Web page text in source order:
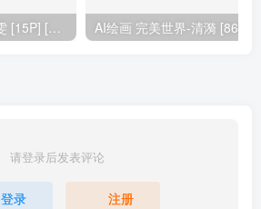
AI绘画 三角洲-麦晓雯 [15P] [57M]
请登录后发表评论
登录 注册